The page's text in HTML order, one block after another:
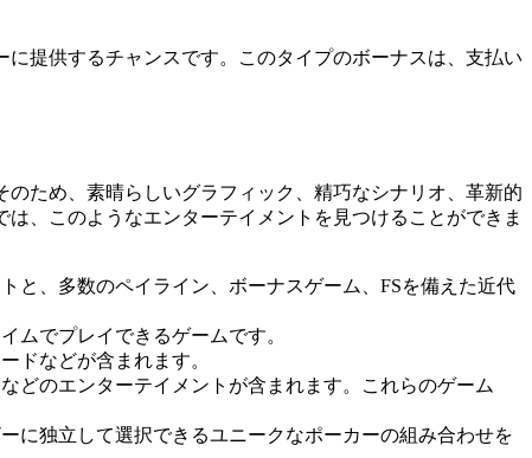
提供するチャンスです。このタイプのボーナスは、支払い
ため、素晴らしいグラフィック、精巧なシナリオ、革新的
、このようなエンターテイメントを見つけることができま
と、多数のペイライン、ボーナスゲーム、FSを備えた近代
ムでプレイできるゲームです。
ドなどが含まれます。
どのエンターテイメントが含まれます。これらのゲーム
に独立して選択できるユニークなポーカーの組み合わせを